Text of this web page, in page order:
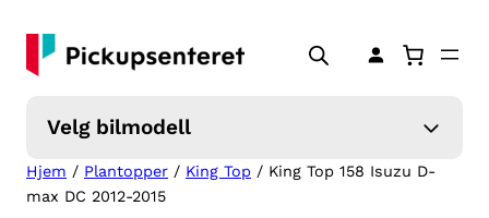
innhold
Velg bilmodell
Hjem / Plantopper / King Top / King Top 158 Isuzu D-
max DC 2012-2015